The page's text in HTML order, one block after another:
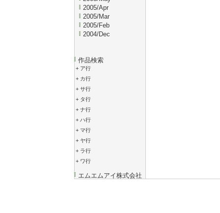
2005/Apr
2005/Mar
2005/Feb
2004/Dec
作品検索
+ ア行
+ カ行
+ サ行
+ タ行
+ ナ行
+ ハ行
+ マ行
+ ヤ行
+ ラ行
+ ワ行
エムエムアイ株式会社